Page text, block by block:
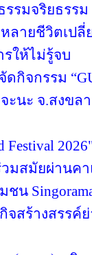
มจริยธรรม
ลายชีวิตเปลี่
ให้ไม่รู้จบ
ดกิจกรรม
ะนะ จ.สงข
มสมัยผ่านคา
จสร้างสรรค์